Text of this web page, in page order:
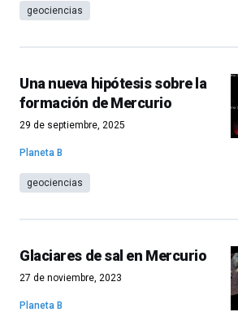
geociencias
Una nueva hipótesis sobre la
formación de Mercurio
29 de septiembre, 2025
Planeta B
geociencias
Glaciares de sal en Mercurio
27 de noviembre, 2023
Planeta B